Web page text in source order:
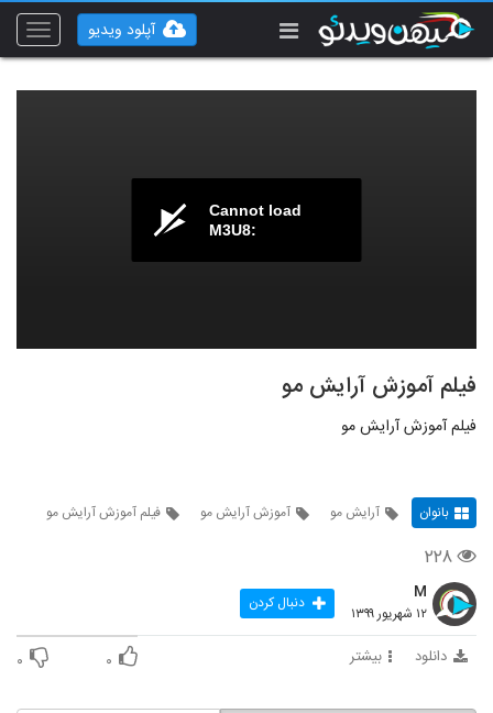
Toggle
آپلود ویدیو
Cannot load
M3U8:
فیلم آموزش آرایش مو
فیلم آموزش آرایش مو
بانوان آرایش مو آموزش آرایش مو فیلم آموزش آرایش مو
۲۲۸
M
۱۲ شهریور ۱۳۹۹ دنبال کردن
دانلود بیشتر ۰ ۰